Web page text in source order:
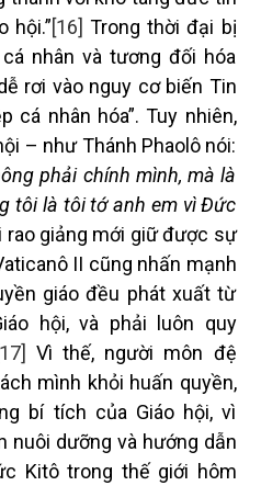
hội.”[16] Trong thời đại bị
nhân và tương đối hóa
rơi vào nguy cơ biến Tin
cá nhân hóa”. Tuy nhiên,
– như Thánh Phaolô nói:
phải chính mình, mà là
tôi là tôi tớ anh em vì Đức
rao giảng mới giữ được sự
II cũng nhấn mạnh
giáo đều phát xuất từ
hội, và phải luôn quy
Vì thế, người môn đệ
mình khỏi huấn quyền,
bí tích của Giáo hội, vì
nuôi dưỡng và hướng dẫn
Kitô trong thế giới hôm